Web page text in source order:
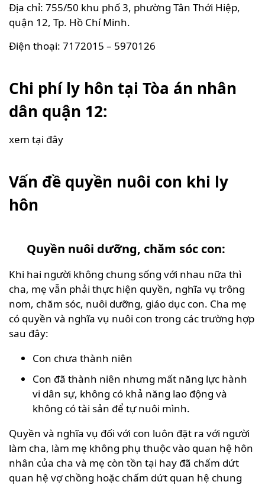
Địa chỉ: 755/50 khu phố 3, phường Tân Thới Hiệp,
quận 12, Tp. Hồ Chí Minh.
Điện thoại: 7172015 – 5970126
Chi phí ly hôn tại Tòa án nhân
dân quận 12:
xem tại đây
Vấn đề quyền nuôi con khi ly
hôn
Quyền nuôi dưỡng, chăm sóc con:
Khi hai người không chung sống với nhau nữa thì
cha, mẹ vẫn phải thực hiện quyền, nghĩa vụ trông
nom, chăm sóc, nuôi dưỡng, giáo dục con. Cha mẹ
có quyền và nghĩa vụ nuôi con trong các trường hợp
sau đây:
Con chưa thành niên
Con đã thành niên nhưng mất năng lực hành
vi dân sự, không có khả năng lao động và
không có tài sản để tự nuôi mình.
Quyền và nghĩa vụ đối với con luôn đặt ra với người
làm cha, làm mẹ không phụ thuộc vào quan hệ hôn
nhân của cha và mẹ còn tồn tại hay đã chấm dứt
quan hệ vợ chồng hoặc chấm dứt quan hệ chung